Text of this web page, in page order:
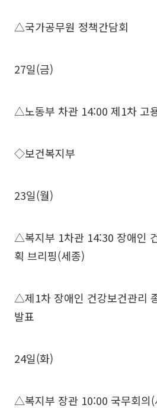
△국가공무원 정책간담회
27일(금)
△노동부 차관 14:00 제1차 고
◇보건복지부
23일(월)
△복지부 1차관 14:30 장애인
획 브리핑(세종)
△제1차 장애인 건강보건관리
발표
24일(화)
△복지부 장관 10:00 국무회의(